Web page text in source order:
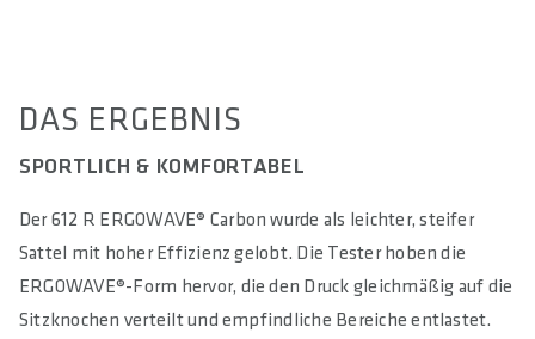
DAS ERGEBNIS
SPORTLICH & KOMFORTABEL
Der 612 R ERGOWAVE® Carbon wurde als leichter, steifer
Sattel mit hoher Effizienz gelobt. Die Tester hoben die
ERGOWAVE®-Form hervor, die den Druck gleichmäßig auf die
Sitzknochen verteilt und empfindliche Bereiche entlastet.